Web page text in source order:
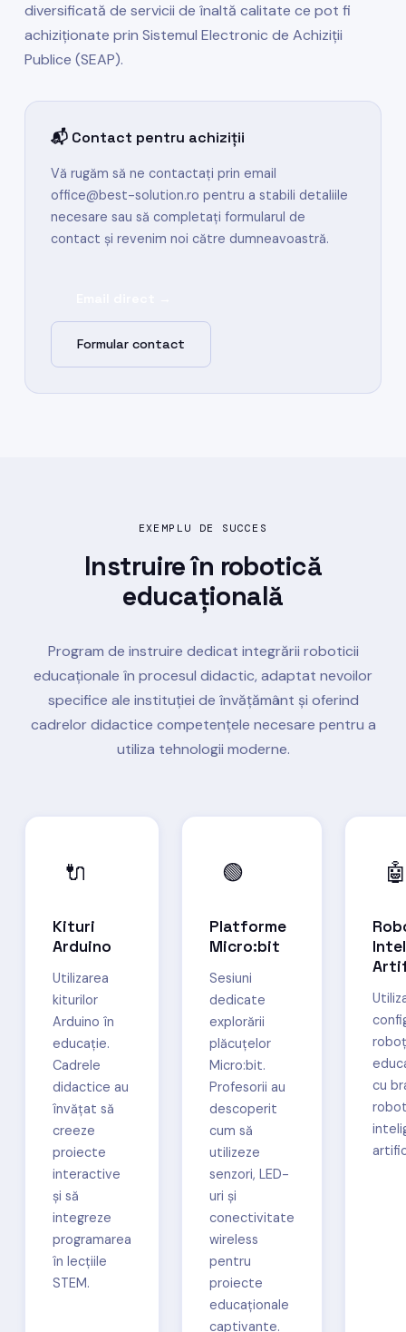
diversificată de servicii de înaltă calitate ce pot fi
achiziționate prin Sistemul Electronic de Achiziții
Publice (SEAP).
📬 Contact pentru achiziții
Vă rugăm să ne contactați prin email
office@best-solution.ro pentru a stabili detaliile
necesare sau să completați formularul de
contact și revenim noi către dumneavoastră.
Formular contact
EXEMPLU DE SUCCES
Instruire în robotică
educațională
Program de instruire dedicat integrării roboticii
educaționale în procesul didactic, adaptat nevoilor
specifice ale instituției de învățământ și oferind
cadrelor didactice competențele necesare pentru a
utiliza tehnologii moderne.
🔌
Kituri
Arduino
Utilizarea
kiturilor
Arduino în
educație.
Cadrele
didactice au
învățat să
creeze
proiecte
interactive
și să
integreze
programarea
în lecțiile
STEM.
🟢
Platforme
Micro:bit
Sesiuni
dedicate
explorării
plăcuțelor
Micro:bit.
Profesorii au
descoperit
cum să
utilizeze
senzori, LED-
uri și
conectivitate
wireless
pentru
proiecte
educaționale
captivante.
🤖
cu